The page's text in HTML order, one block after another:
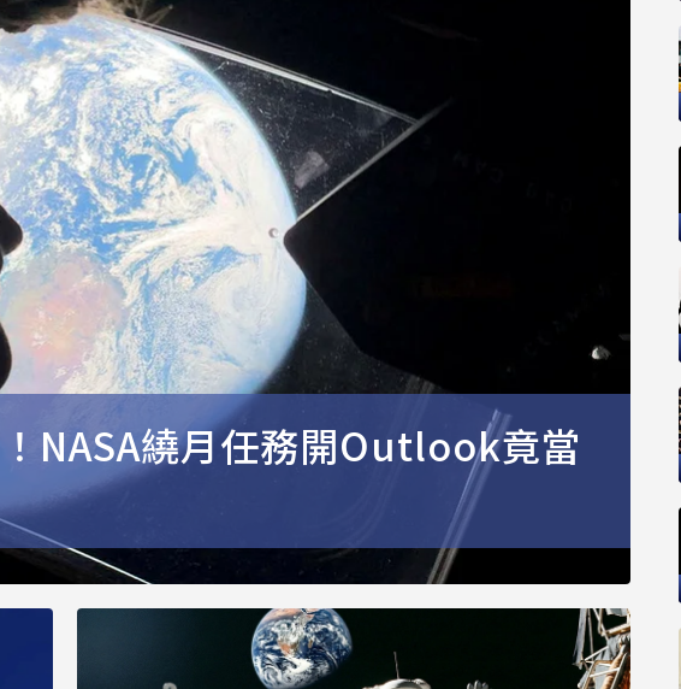
NASA繞月任務開Outlook竟當